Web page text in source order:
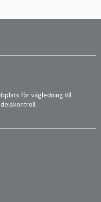
för vägledning till